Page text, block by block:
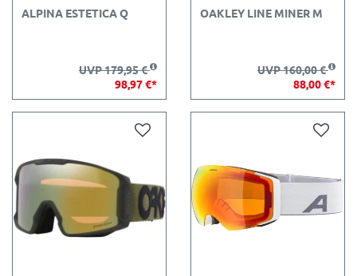
ALPINA ESTETICA Q
UVP 179,95 €
98,97 €*
OAKLEY LINE MINER M
UVP 160,00 €
88,00 €*